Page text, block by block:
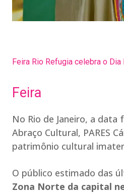
Feira Rio Refugia celebra o
Feira
No Rio de Janeiro, a
Abraço Cultural, PARES
patrimônio cultural
O público estimado das
Zona Norte da capital